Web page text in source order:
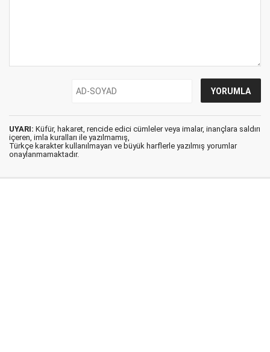
UYARI: Küfür, hakaret, rencide edici cümleler veya imalar, inançlara saldırı
içeren, imla kuralları ile yazılmamış,
Türkçe karakter kullanılmayan ve büyük harflerle yazılmış yorumlar
onaylanmamaktadır.